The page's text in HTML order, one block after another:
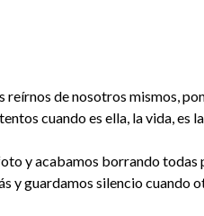
reírnos de nosotros mismos,
cuando es ella, la vida, es
y acabamos borrando todas
y guardamos silencio cuando